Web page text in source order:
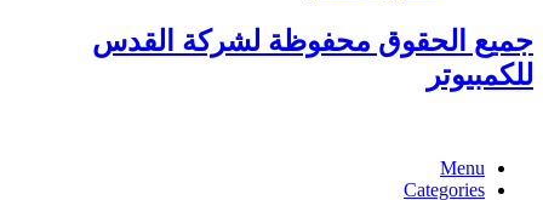
جميع الحقوق محفوظة لشركة القدس
للكمبيوتر
Menu
Categories